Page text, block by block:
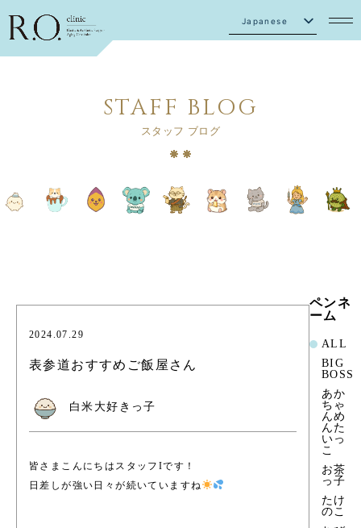
Japanese
STAFF BLOG
スタッフ ブログ
2024.07.29
表参道おすすめご飯屋さん
白米大好きっ子
皆さまこんにちはスタッフIです！
日差しが強い日々が続いていますね
ペンネ
ーム
ALL
BIG
BOSS
あか
ちゃ
んめ
んた
いっ
こ
お茶
っ子
たけ
のこ